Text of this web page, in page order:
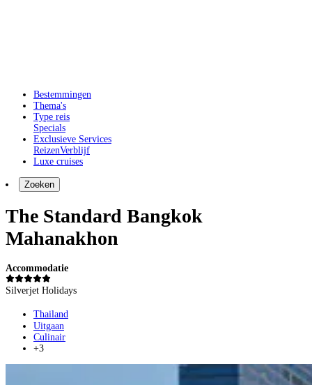
Bestemmingen
Thema's
Type reis
Specials
Exclusieve Services
ReizenVerblijf
Luxe cruises
Zoeken
The Standard Bangkok
Mahanakhon
Accommodatie
Silverjet Holidays
Thailand
Uitgaan
Culinair
+3